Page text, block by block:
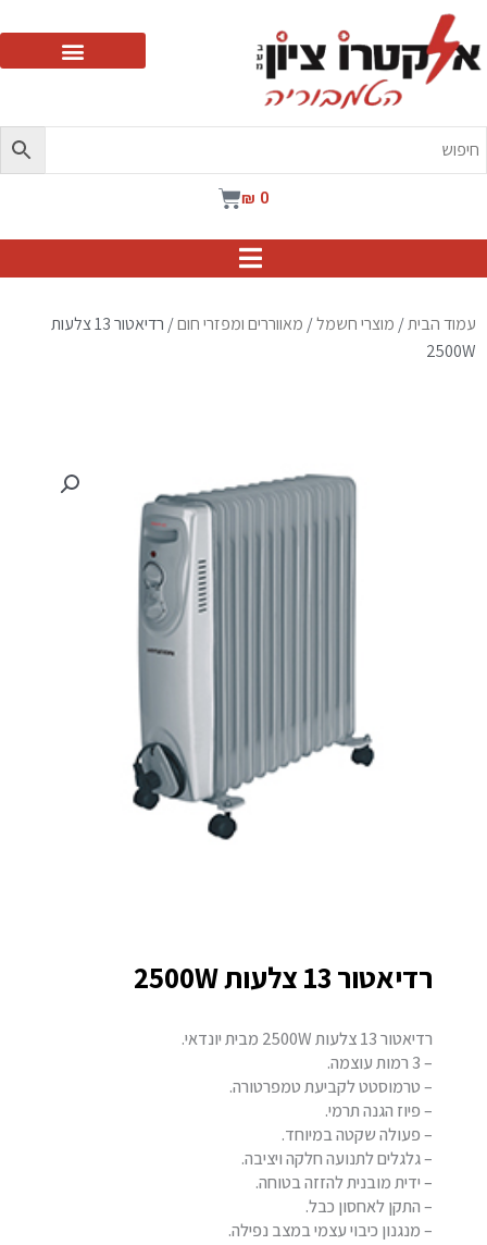
₪ 0
עגלת
עמוד הבית/ מוצרי חשמל/ מאווררים ומפזרי חום
/ רדיאטור 13 צלעות
2500W
רדיאטור 13 צלעות 2500W
רדיאטור 13 צלעות 2500W מבית יונדאי.
– 3 רמות עוצמה.
– טרמוסטט לקביעת טמפרטורה.
– פיוז הגנה תרמי.
– פעולה שקטה במיוחד.
– גלגלים לתנועה חלקה ויציבה.
– ידית מובנית להזזה בטוחה.
– התקן לאחסון כבל.
– מנגנון כיבוי עצמי במצב נפילה.